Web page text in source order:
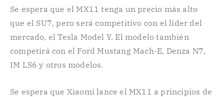
Se espera que el MX11 tenga un precio más alto
que el SU7, pero será competitivo con el líder del
mercado, el Tesla Model Y. El modelo también
competirá con el Ford Mustang Mach-E, Denza N7,
IM LS6 y otros modelos.
Se espera que Xiaomi lance el MX11 a principios de